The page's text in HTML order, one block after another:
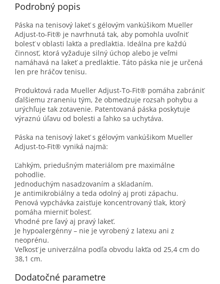
Podrobný popis
Páska na tenisový lakeť s gélovým vankúšikom Mueller
Adjust-to-Fit® je navrhnutá tak, aby pomohla uvoľniť
bolesť v oblasti lakťa a predlaktia. Ideálna pre každú
činnosť, ktorá vyžaduje silný úchop alebo je veľmi
namáhavá na lakeť a predlaktie. Táto páska nie je určená
len pre hráčov tenisu.
Produktová rada Mueller Adjust-To-Fit® pomáha zabrániť
ďalšiemu zraneniu tým, že obmedzuje rozsah pohybu a
urýchľuje tak zotavenie. Patentovaná páska poskytuje
výraznú úľavu od bolesti a ľahko sa uchytáva.
Páska na tenisový lakeť s gélovým vankúšikom Mueller
Adjust-to-Fit® vyniká najmä:
Ľahkým, priedušným materiálom pre maximálne
pohodlie.
Jednoduchým nasadzovaním a skladaním.
Je antimikrobiálny a teda odolný aj proti zápachu.
Penová vypchávka zaisťuje koncentrovaný tlak, ktorý
pomáha mierniť bolesť.
Vhodné pre ľavý aj pravý lakeť.
Je hypoalergénny – nie je vyrobený z latexu ani z
neoprénu.
Veľkosť je univerzálna podľa obvodu lakťa od 25,4 cm do
38,1 cm.
Dodatočné parametre